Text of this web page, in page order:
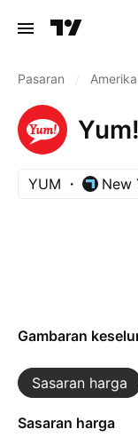
Pasaran
YUM New
Gambaran
Sasaran harga
Sasaran harga